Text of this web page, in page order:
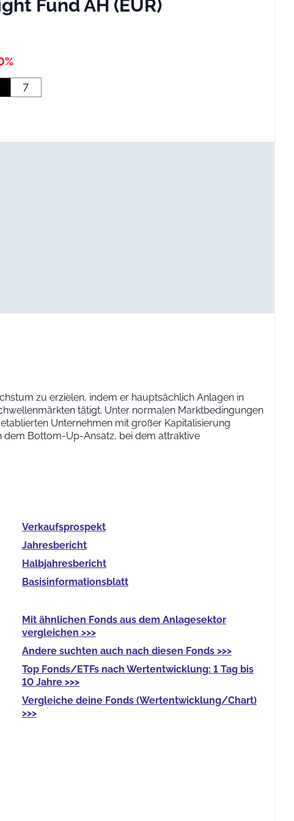
Fund AH (EUR)
7
zu erzielen, indem er hauptsächlich Anlagen in
tätigt. Unter normalen Marktbedingungen
Unternehmen mit großer Kapitalisierung
dem Bottom-Up-Ansatz, bei dem attraktive
Verkaufs­prospekt
Jahres­bericht
Halb­jahres­bericht
Basis­informationsblatt
Mit ähnlichen Fondsaus dem Anlagesektor
vergleichen >>>
Anderesuchten auch nach diesen Fonds >>>
Top Fonds/ETFsnach Wertentwicklung: 1 Tag bis
10 Jahre >>>
Vergleiche deine Fonds(Wertentwicklung/Chart)
>>>